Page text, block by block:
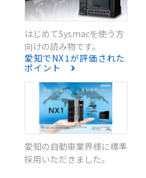
はじめてSysmacを使う方
向けの読み物です。
愛知でNX1が評価された
ポイント
愛知の自動車業界様に標準
採用いただきました。